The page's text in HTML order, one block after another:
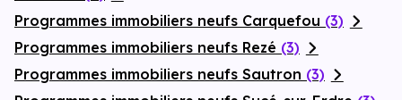
Programmes immobiliers neufs Carquefou (3)
Programmes immobiliers neufs Rezé (3)
Programmes immobiliers neufs Sautron (3)